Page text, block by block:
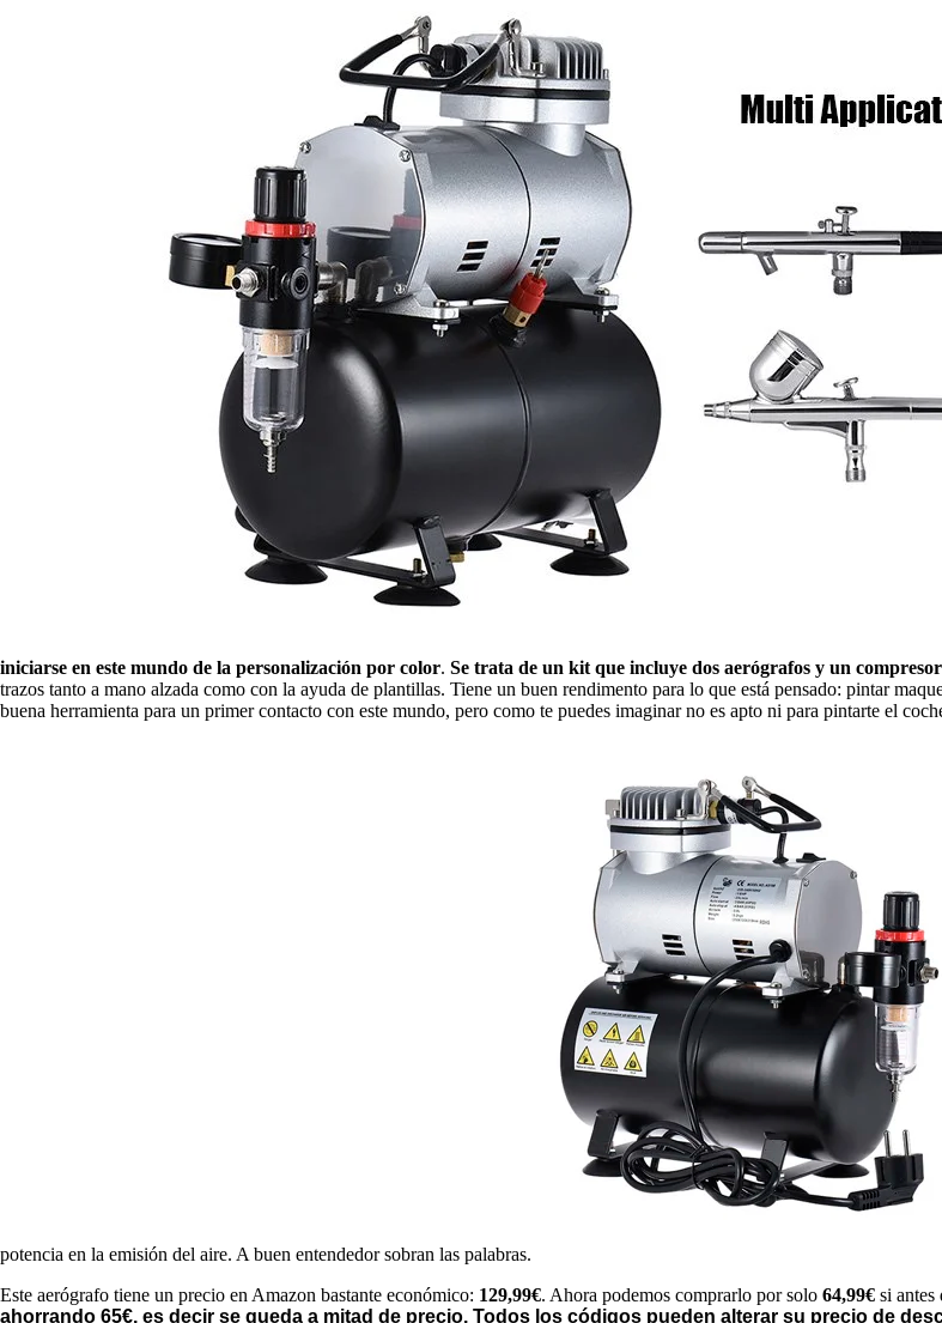
iniciarse en este mundo de la personalización por color. Se trata de un kit que incluye dos aerógrafos y un
trazos tanto a mano alzada como con la ayuda de plantillas. Tiene un buen rendimento para lo que está pensado: pintar
buena herramienta para un primer contacto con este mundo, pero como te puedes imaginar no es apto ni para pintarte el
potencia en la emisión del aire. A buen entendedor sobran las palabras.
Este aerógrafo tiene un precio en Amazon bastante económico: 129,99€. Ahora podemos comprarlo por solo 64,99€ si
ahorrando 65€, es decir se queda a mitad de precio. Todos los códigos pueden alterar su precio de